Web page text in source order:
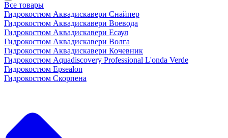
Все товары
Гидрокостюм Аквадискавери Снайпер
Гидрокостюм Аквадискавери Воевода
Гидрокостюм Аквадискавери Есаул
Гидрокостюм Аквадискавери Волга
Гидрокостюм Аквадискавери Кочевник
Гидрокостюм Aquadiscovery Professional L'onda Verde
Гидрокостюм Epsealon
Гидрокостюм Скорпена